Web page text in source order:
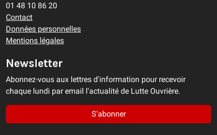
01 48 10 86 20
Contact
Données personnelles
Mentions légales
Newsletter
Abonnez-vous aux lettres d'information pour recevoir
chaque lundi par email l'actualité de Lutte Ouvrière.
S'abonner